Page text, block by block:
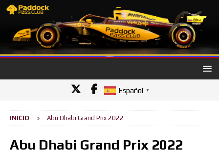
Español ▼
INICIO Abu Dhabi Grand Prix 2022
Abu Dhabi Grand Prix 2022